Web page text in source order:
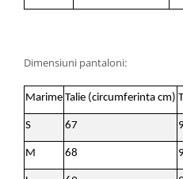
Dimensiuni pantaloni:
Marime Talie (circumferinta cm)
S 67
M 68